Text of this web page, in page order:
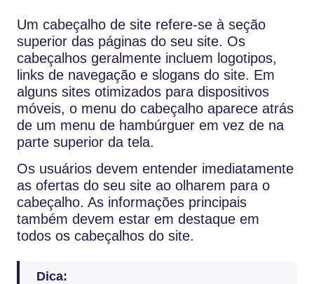
Um cabeçalho de site refere-se à seção
superior das páginas do seu site. Os
cabeçalhos geralmente incluem logotipos,
links de navegação e slogans do site. Em
alguns sites otimizados para dispositivos
móveis, o menu do cabeçalho aparece atrás
de um menu de hambúrguer em vez de na
parte superior da tela.
Os usuários devem entender imediatamente
as ofertas do seu site ao olharem para o
cabeçalho. As informações principais
também devem estar em destaque em
todos os cabeçalhos do site.
Dica: